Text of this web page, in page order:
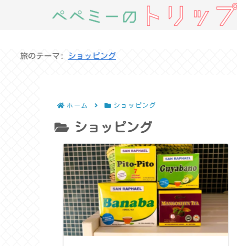
旅のテーマ: ショッピング
ホーム ショッピング
ショッピング